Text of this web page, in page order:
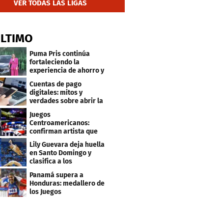
VER TODAS LAS LIGAS
Puma Pris continúa
fortaleciendo la
experiencia de ahorro y
clientes
Cuentas de pago
digitales: mitos y
verdades sobre abrir la
Juegos
Centroamericanos:
confirman artista que
cantará en la ceremonia
de clausura
Lily Guevara deja huella
en Santo Domingo y
clasifica a los
Panamericanos de Lima
2027
Panamá supera a
Honduras: medallero de
los Juegos